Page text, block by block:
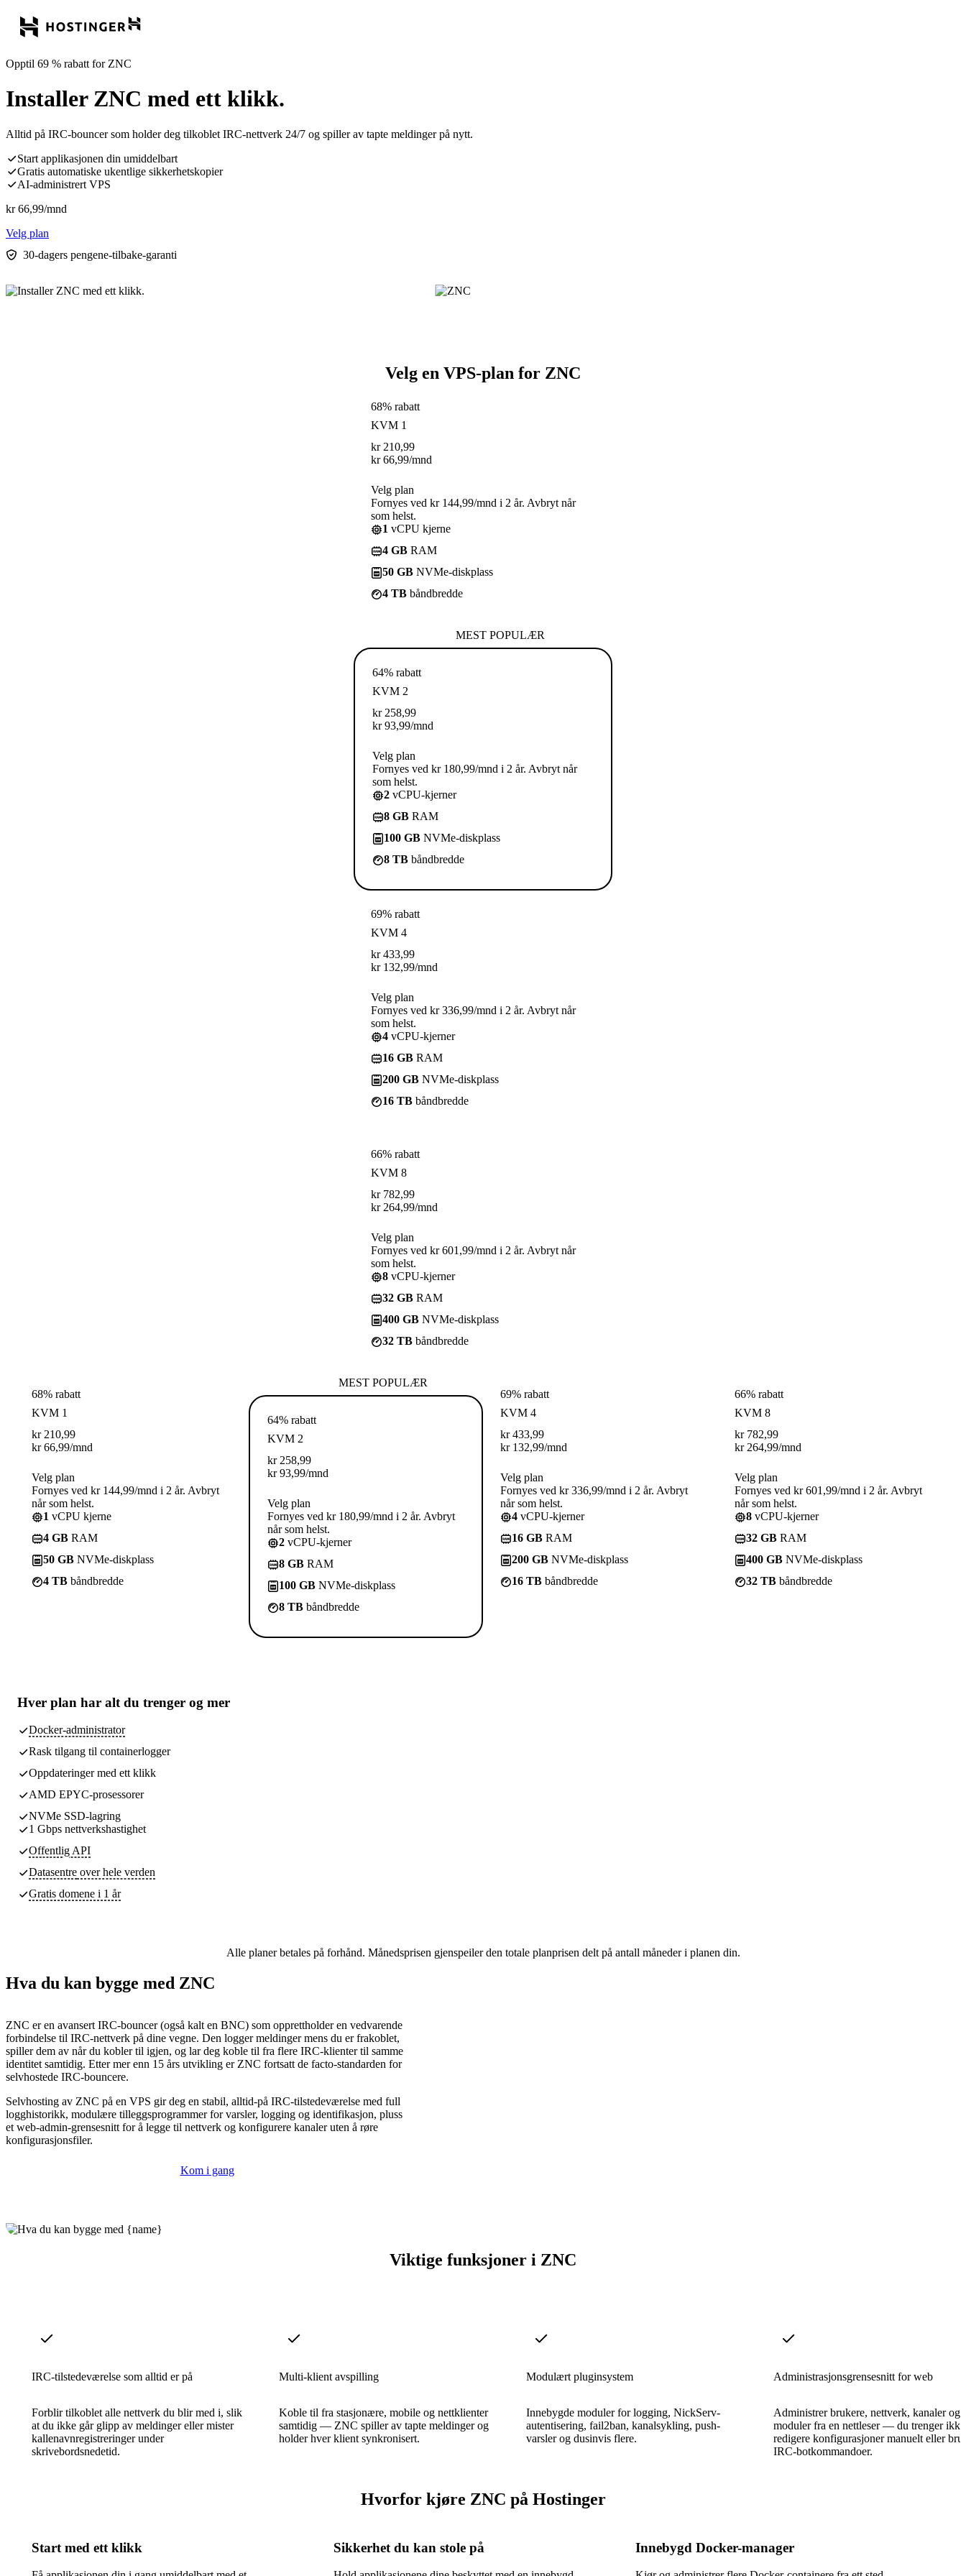
Opptil 69 % rabatt for ZNC
Installer ZNC med ett klikk.
Alltid på IRC-bouncer som holder deg tilkoblet IRC-nettverk 24/7 og spiller av tapte meldinger på nytt.
Start applikasjonen din umiddelbart
Gratis automatiske ukentlige sikkerhetskopier
AI-administrert VPS
kr 66,99/mnd
Velg plan
30-dagers pengene-tilbake-garanti
Velg en VPS-plan for ZNC
68% rabatt
KVM 1
kr 210,99
kr 66,99/mnd
Velg plan
Fornyes ved kr 144,99/mnd i 2 år. Avbryt når
som helst.
1 vCPU kjerne
4 GB RAM
50 GB NVMe-diskplass
4 TB båndbredde
MEST POPULÆR
64% rabatt
KVM 2
kr 258,99
kr 93,99/mnd
Velg plan
Fornyes ved kr 180,99/mnd i 2 år. Avbryt når
som helst.
2 vCPU-kjerner
8 GB RAM
100 GB NVMe-diskplass
8 TB båndbredde
69% rabatt
KVM 4
kr 433,99
kr 132,99/mnd
Velg plan
Fornyes ved kr 336,99/mnd i 2 år. Avbryt når
som helst.
4 vCPU-kjerner
16 GB RAM
200 GB NVMe-diskplass
16 TB båndbredde
66% rabatt
KVM 8
kr 782,99
kr 264,99/mnd
Velg plan
Fornyes ved kr 601,99/mnd i 2 år. Avbryt når
som helst.
8 vCPU-kjerner
32 GB RAM
400 GB NVMe-diskplass
32 TB båndbredde
68% rabatt
KVM 1
kr 210,99
kr 66,99/mnd
Velg plan
Fornyes ved kr 144,99/mnd i 2 år. Avbryt
når som helst.
1 vCPU kjerne
4 GB RAM
50 GB NVMe-diskplass
4 TB båndbredde
MEST POPULÆR
64% rabatt
KVM 2
kr 258,99
kr 93,99/mnd
Velg plan
Fornyes ved kr 180,99/mnd i 2 år. Avbryt
når som helst.
2 vCPU-kjerner
8 GB RAM
100 GB NVMe-diskplass
8 TB båndbredde
69% rabatt
KVM 4
kr 433,99
kr 132,99/mnd
Velg plan
Fornyes ved kr 336,99/mnd i 2 år. Avbryt
når som helst.
4 vCPU-kjerner
16 GB RAM
200 GB NVMe-diskplass
16 TB båndbredde
66% rabatt
KVM 8
kr 782,99
kr 264,99/mnd
Velg plan
Fornyes ved kr 601,99/mnd i 2 år. Avbryt
når som helst.
8 vCPU-kjerner
32 GB RAM
400 GB NVMe-diskplass
32 TB båndbredde
Hver plan har alt du trenger og mer
Docker-administrator
Rask tilgang til containerlogger
Oppdateringer med ett klikk
AMD EPYC-prosessorer
NVMe SSD-lagring
1 Gbps nettverkshastighet
Offentlig API
Datasentre over hele verden
Gratis domene i 1 år
Alle planer betales på forhånd. Månedsprisen gjenspeiler den totale planprisen delt på antall måneder i planen din.
Hva du kan bygge med ZNC
ZNC er en avansert IRC-bouncer (også kalt en BNC) som opprettholder en vedvarende
forbindelse til IRC-nettverk på dine vegne. Den logger meldinger mens du er frakoblet,
spiller dem av når du kobler til igjen, og lar deg koble til fra flere IRC-klienter til samme
identitet samtidig. Etter mer enn 15 års utvikling er ZNC fortsatt de facto-standarden for
selvhostede IRC-bouncere.
Selvhosting av ZNC på en VPS gir deg en stabil, alltid-på IRC-tilstedeværelse med full
logghistorikk, modulære tilleggsprogrammer for varsler, logging og identifikasjon, pluss
et web-admin-grensesnitt for å legge til nettverk og konfigurere kanaler uten å røre
konfigurasjonsfiler.
Kom i gang
Viktige funksjoner i ZNC
IRC-tilstedeværelse som alltid er på
Forblir tilkoblet alle nettverk du blir med i, slik
at du ikke går glipp av meldinger eller mister
kallenavnregistreringer under
skrivebordsnedetid.
Multi-klient avspilling
Koble til fra stasjonære, mobile og nettklienter
samtidig — ZNC spiller av tapte meldinger og
holder hver klient synkronisert.
Modulært pluginsystem
Innebygde moduler for logging, NickServ-
autentisering, fail2ban, kanalsykling, push-
varsler og dusinvis flere.
Administrasjonsgrensesnitt for web
Administrer brukere, nettverk, kanaler og
moduler fra en nettleser — du trenger
redigere konfigurasjoner manuelt eller
IRC-botkommandoer.
Hvorfor kjøre ZNC på Hostinger
Start med ett klikk Sikkerhet du kan stole på Innebygd Docker-manager